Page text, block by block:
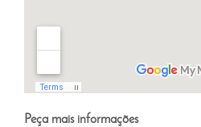
Peça mais informações